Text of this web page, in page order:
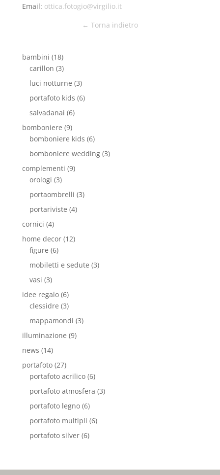
Email: ottica.fotogio@virgilio.it
← Torna indietro
bambini (18)
carillon (3)
luci notturne (3)
portafoto kids (6)
salvadanai (6)
bomboniere (9)
bomboniere kids (6)
bomboniere wedding(3)
complementi (9)
orologi (3)
portaombrelli (3)
portariviste (4)
cornici (4)
home decor(12)
figure (6)
mobiletti e sedute (3)
vasi (3)
idee regalo(6)
clessidre (3)
mappamondi (3)
illuminazione (9)
news (14)
portafoto(27)
portafoto acrilico(6)
portafoto atmosfera (3)
portafoto legno(6)
portafoto multipli (6)
portafoto silver(6)